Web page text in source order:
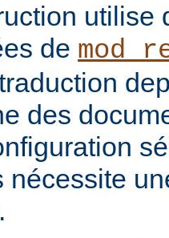
utilise
de
des
nécessite